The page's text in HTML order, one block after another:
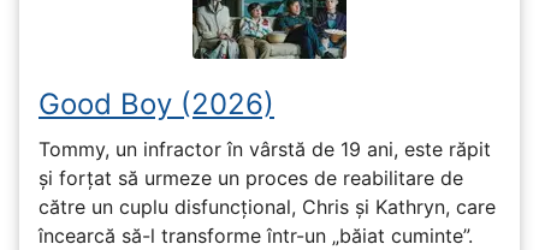
Good Boy (2026)
Tommy, un infractor în vârstă de 19 ani, este răpit
și forțat să urmeze un proces de reabilitare de
către un cuplu disfuncțional, Chris și Kathryn, care
încearcă să-l transforme într-un „băiat cuminte”.